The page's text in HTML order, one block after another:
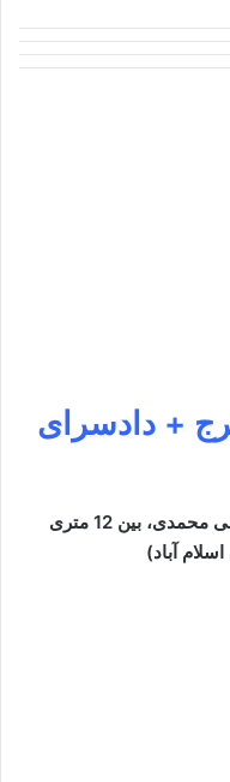
+ دادسرای
آدرس : کرج، شهید دکتر مفتح، شهید علی محمدی، بین 12 متری
آباد)